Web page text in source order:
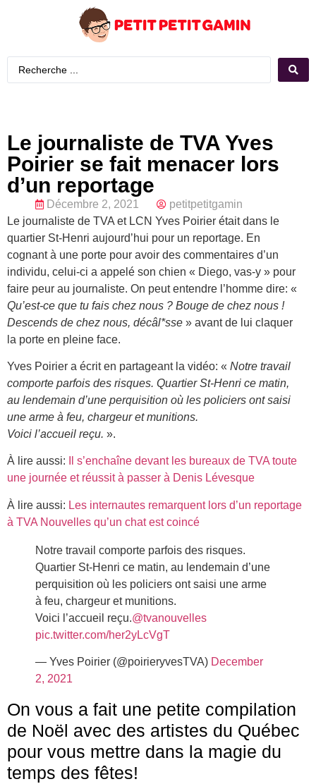
Le journaliste de TVA Yves
Poirier se fait menacer lors
d’un reportage
Décembre 2, 2021
petitpetitgamin
Le journaliste de TVA et LCN Yves Poirier était dans le
quartier St-Henri aujourd’hui pour un reportage. En
cognant à une porte pour avoir des commentaires d’un
individu, celui-ci a appelé son chien « Diego, vas-y » pour
faire peur au journaliste. On peut entendre l’homme dire: «
Qu’est-ce que tu fais chez nous ? Bouge de chez nous !
Descends de chez nous, décâl*sse » avant de lui claquer
la porte en pleine face.
Yves Poirier a écrit en partageant la vidéo: « Notre travail
comporte parfois des risques. Quartier St-Henri ce matin,
au lendemain d’une perquisition où les policiers ont saisi
une arme à feu, chargeur et munitions.
Voici l’accueil reçu. ».
À lire aussi:
Il s’enchaîne devant les bureaux de TVA toute
une journée et réussit à passer à Denis Lévesque
À lire aussi: Les internautes remarquent lors d’un reportage
à TVA Nouvelles qu’un chat est coincé
Notre travail comporte parfois des risques.
Quartier St-Henri ce matin, au lendemain d’une
perquisition où les policiers ont saisi une arme
à feu, chargeur et munitions.
Voici l’accueil reçu.@tvanouvelles
pic.twitter.com/her2yLcVgT
— Yves Poirier (@poirieryvesTVA) December
2, 2021
On vous a fait une petite compilation
de Noël avec des artistes du Québec
pour vous mettre dans la magie du
temps des fêtes!